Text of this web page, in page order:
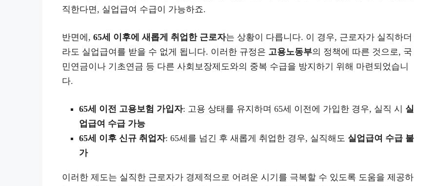
직한다면, 실업급여 수급이 가능하죠.
반면에, 65세 이후에 새롭게 취업한 근로자는 상황이 다릅니다. 이 경우, 근로자가 실직하더
라도 실업급여를 받을 수 없게 됩니다. 이러한 규정은 고용노동부의 정책에 따른 것으로, 국
민연금이나 기초연금 등 다른 사회보장제도와의 중복 수급을 방지하기 위해 마련되었습니
다.
65세 이전 고용보험 가입자: 고용 상태를 유지하며 65세 이전에 가입한 경우, 실직 시 실
업급여 수급 가능
65세 이후 신규 취업자: 65세를 넘긴 후 새롭게 취업한 경우, 실직해도 실업급여 수급 불
가
이러한 제도는 실직한 근로자가 경제적으로 어려운 시기를 극복할 수 있도록 도움을 제공하